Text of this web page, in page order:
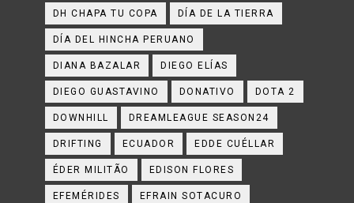
DH CHAPA TU COPA DÍA DE LA TIERRA
DÍA DEL HINCHA PERUANO
DIANA BAZALAR DIEGO ELÍAS
DIEGO GUASTAVINO DONATIVO DOTA 2
DOWNHILL DREAMLEAGUE SEASON24
DRIFTING ECUADOR EDDE CUÉLLAR
ÉDER MILITÃO EDISON FLORES
EFEMÉRIDES EFRAIN SOTACURO